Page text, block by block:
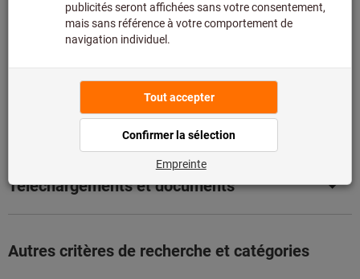
Ajouter à la liste de favoris Partager l’article
Détails du produit
Téléchargements et documents
Autres critères de recherche et catégories